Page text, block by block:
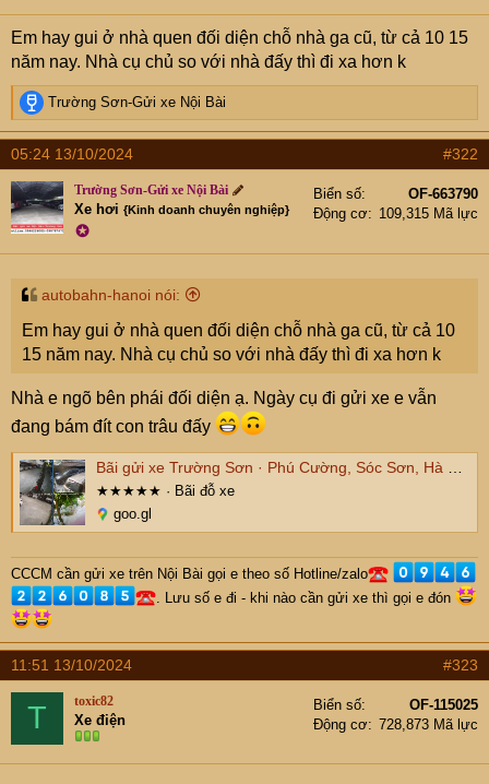
Em hay gui ở nhà quen đối diện chỗ nhà ga cũ, từ cả 10 15
năm nay. Nhà cụ chủ so với nhà đấy thì đi xa hơn k
R
e
a
c
t
i
o
n
s
Trường Sơn-Gửi xe Nội Bài
05:24 13/10/2024 #322
Trường Sơn-Gửi xe Nội Bài
Xe hơi {Kinh doanh chuyên nghiệp}
✪
Biển số
OF-663790
Động cơ
109,315 Mã lực
autobahn-hanoi nói:
Em hay gui ở nhà quen đối diện chỗ nhà ga cũ, từ cả 10
15 năm nay. Nhà cụ chủ so với nhà đấy thì đi xa hơn k
Nhà e ngõ bên phái đối diện ạ. Ngày cụ đi gửi xe e vẫn
đang bám đít con trâu đấy
Bãi gửi xe Trường Sơn · Phú Cường, Sóc Sơn, Hà Nội, Việt Nam
★★★★★ · Bãi đỗ xe
goo.gl
CCCM cần gửi xe trên Nội Bài gọi e theo số Hotline/zalo
. Lưu số e đi - khi nào cần gửi xe thì gọi e đón
11:51 13/10/2024 #323
T toxic82
Xe điện
Biển số
OF-115025
Động cơ
728,873 Mã lực